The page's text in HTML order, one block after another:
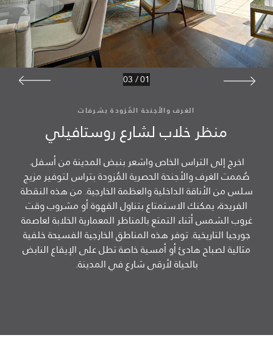
الغرف والأجنحة المُزودة بشرفات
منظر خلاب لشارع روستافيلي
اخرج إلى التراس الخاص واشعر بنبض المدينة من أسفل.
صُممت الغرف والأجنحة الحصرية المُزودة بتراس لتوفير مزيج
سلس من الأناقة الداخلية والعظمة الخارجية. من هذه النقطة
الفريدة، يمكنك الاستمتاع بتناول القهوة أو مشروب وقت
غروب الشمس أثناء التمتع بالمناظر المعمارية الخلابة لعاصمة
جورجيا التاريخية. توفر هذه المناطق الخارجية الفسيحة خلفية
مثالية لصباح هادئ أو أمسية خاصة تطل على الإيقاع النابض
بالحياة لأرقى شارع في المدينة.
01
/
03